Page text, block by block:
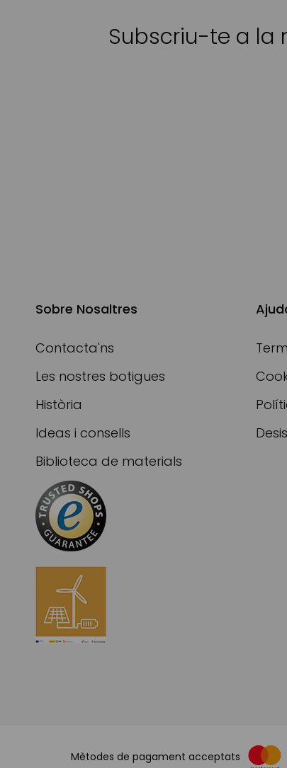
Subscriu-te a la
Sobre Nosaltres
Contacta'ns
Les nostres botigues
Història
Ideas i consells
Biblioteca de materials
Mètodes de pagament acceptats